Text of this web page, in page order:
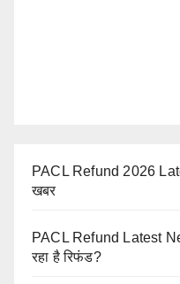
PACL Refund 2026
खबर
PACL Refund Latest
रहा है रिफंड?